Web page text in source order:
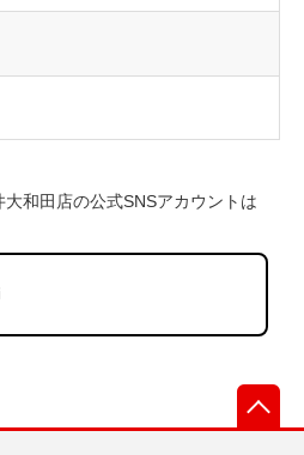
和田店の公式SNSアカウントは